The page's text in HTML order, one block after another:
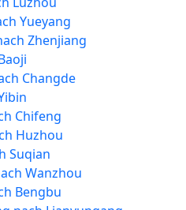
Yueyang
Zhenjiang
Changde
Chifeng
Huzhou
Suqian
Wanzhou
Bengbu